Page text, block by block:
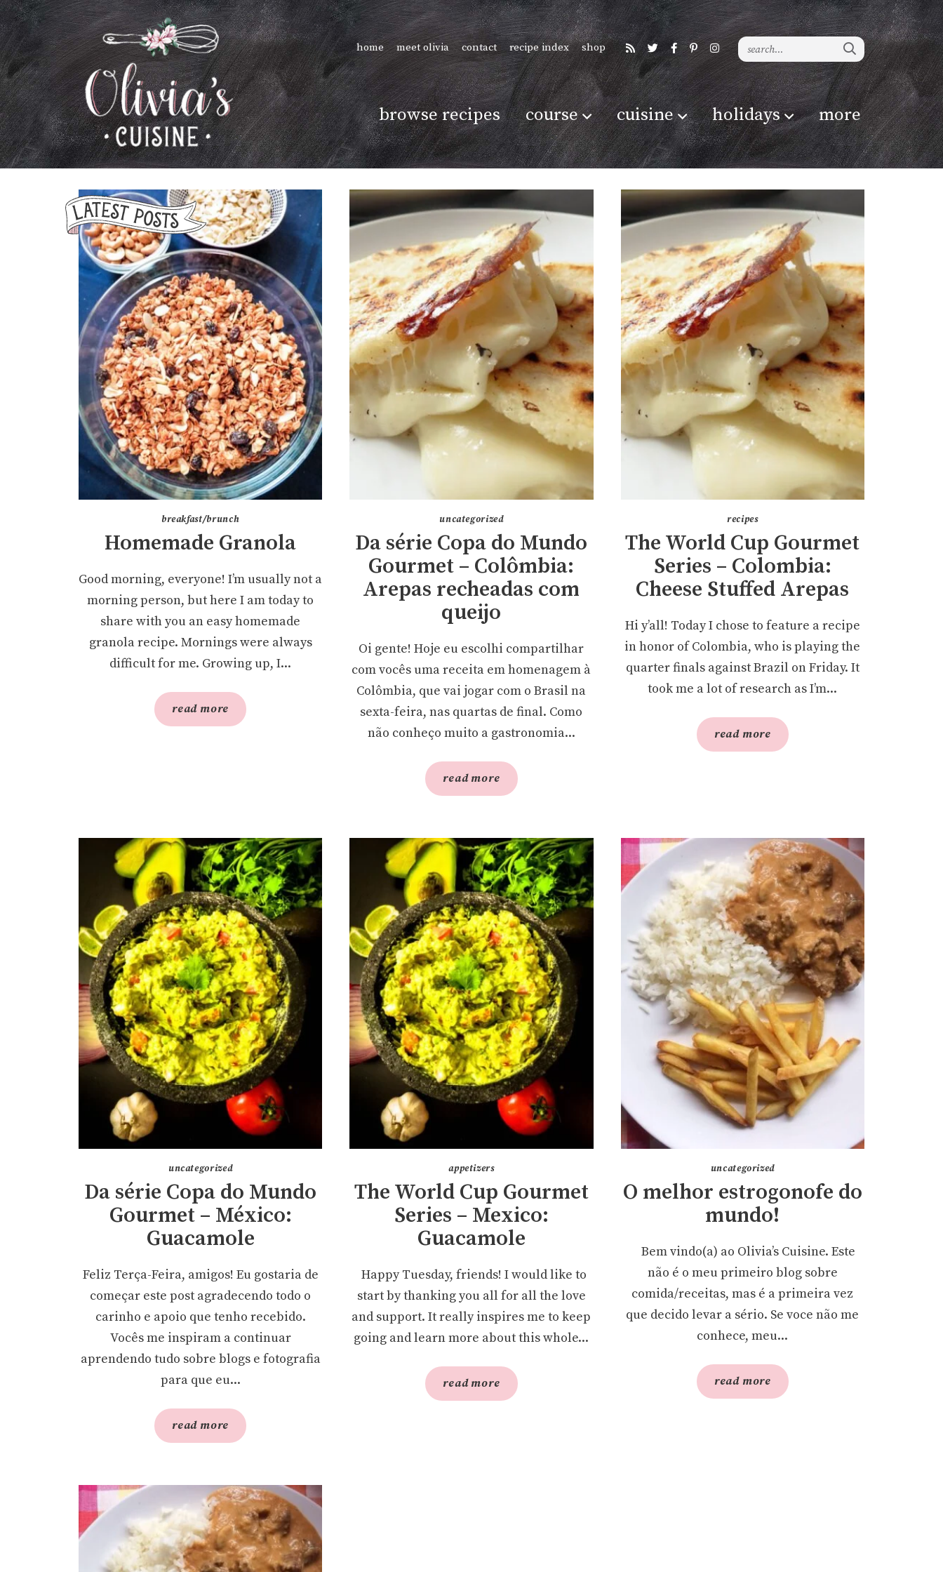
home meet olivia contact recipe index shop
browse recipes course cuisine holidays more
breakfast/brunch
Homemade Granola
Good morning, everyone! I’m usually not a
morning person, but here I am today to
share with you an easy homemade
granola recipe. Mornings were always
difficult for me. Growing up, I...
read more
uncategorized
Da série Copa do Mundo
Gourmet – Colômbia:
Arepas recheadas com
queijo
Oi gente! Hoje eu escolhi compartilhar
com vocês uma receita em homenagem à
Colômbia, que vai jogar com o Brasil na
sexta-feira, nas quartas de final. Como
não conheço muito a gastronomia...
read more
recipes
The World Cup Gourmet
Series – Colombia:
Cheese Stuffed Arepas
Hi y’all! Today I chose to feature a recipe
in honor of Colombia, who is playing the
quarter finals against Brazil on Friday. It
took me a lot of research as I’m...
read more
uncategorized
Da série Copa do Mundo
Gourmet – México:
Guacamole
Feliz Terça-Feira, amigos! Eu gostaria de
começar este post agradecendo todo o
carinho e apoio que tenho recebido.
Vocês me inspiram a continuar
aprendendo tudo sobre blogs e fotografia
para que eu...
read more
appetizers
The World Cup Gourmet
Series – Mexico:
Guacamole
Happy Tuesday, friends! I would like to
start by thanking you all for all the love
and support. It really inspires me to keep
going and learn more about this whole...
read more
uncategorized
O melhor estrogonofe do
mundo!
Bem vindo(a) ao Olivia’s Cuisine. Este
não é o meu primeiro blog sobre
comida/receitas, mas é a primeira vez
que decido levar a sério. Se voce não me
conhece, meu...
read more